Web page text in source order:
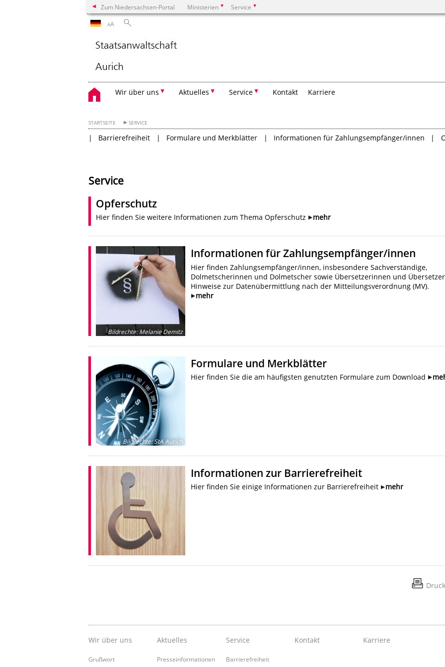
Zum Niedersachsen-Portal Ministerien Service
AA
Wir über uns Aktuelles Service Kontakt Karriere
STARTSEITE SERVICE
Barrierefreiheit Formulare und Merkblätter Informationen für Zahlungsempfänger/innen
Service
Opferschutz
Hier finden Sie weitere Informationen zum Thema Opferschutz mehr
Bildrechte:Melanie Demitz
Informationen für Zahlungsempfänger/innen
Hier finden Zahlungsempfänger/innen, insbesondere Sachverständige,
Dolmetscherinnen und Dolmetscher sowie Übersetzerinnen und Übersetzer
Hinweise zur Datenübermittlung nach der Mitteilungsverordnung (MV).
mehr
Bildrechte:StA Aurich
Formulare und Merkblätter
Hier finden Sie die am häufigsten genutzten Formulare zum Download
Informationen zur Barrierefreiheit
Hier finden Sie einige Informationen zur Barrierefreiheit mehr
Wir über uns
Grußwort
Aktuelles
Presseinformationen
Service
Barrierefreiheit
Kontakt Karriere